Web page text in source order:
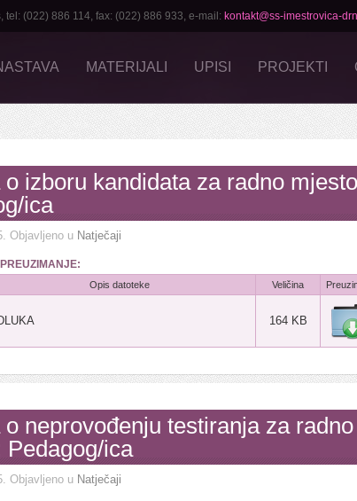
tel: (022) 886 114, fax: (022) 886 933, e-mail: kontakt@ss-imestrovica-
MATERIJALI UPISI PROJEKTI
o izboru kandidata za radno
ica
. Objavljeno u Natječaji
Opis datoteke Veličina
164 KB
o neprovođenju testiranja za radno
Pedagog/ica
. Objavljeno u Natječaji